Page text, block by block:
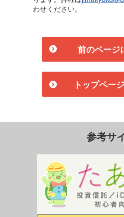
わせください。
前のページ
トップペー
参考サ